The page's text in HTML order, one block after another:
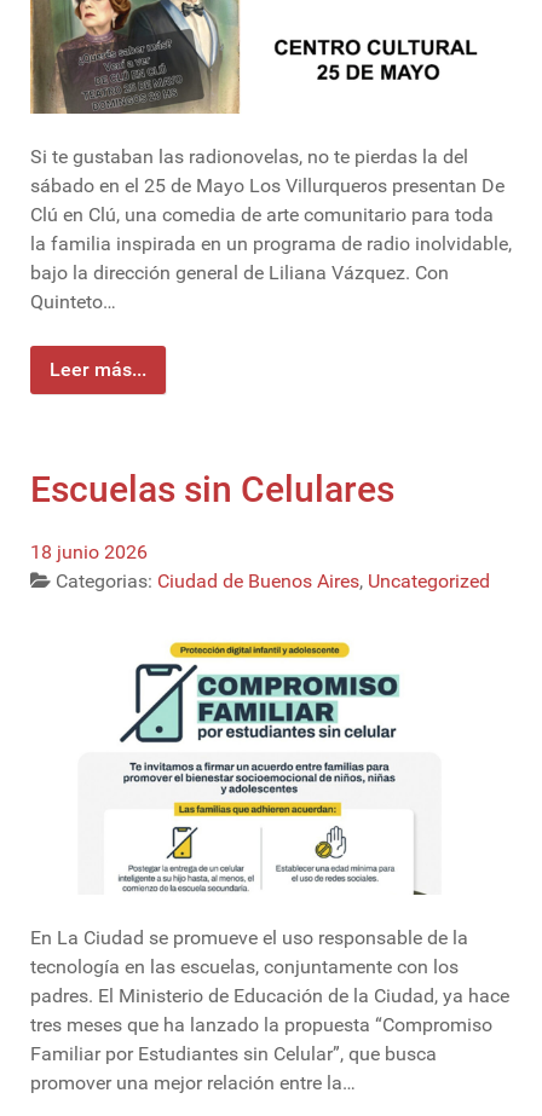
Si te gustaban las radionovelas, no te pierdas la del
sábado en el 25 de Mayo Los Villurqueros presentan De
Clú en Clú, una comedia de arte comunitario para toda
la familia inspirada en un programa de radio inolvidable,
bajo la dirección general de Liliana Vázquez. Con
Quinteto…
Leer más...
Escuelas sin Celulares
18 junio 2026
Categorias: Ciudad de Buenos Aires, Uncategorized
En La Ciudad se promueve el uso responsable de la
tecnología en las escuelas, conjuntamente con los
padres. El Ministerio de Educación de la Ciudad, ya hace
tres meses que ha lanzado la propuesta “Compromiso
Familiar por Estudiantes sin Celular”, que busca
promover una mejor relación entre la…